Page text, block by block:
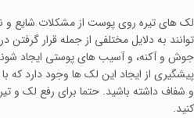
لک‌ های تیره روی پوست از مشکلات شایع و
توانند به دلایل مختلفی از جمله قرار
جوش و آکنه، و آسیب‌ های پوستی ایجاد
پیشگیری از ایجاد این لک‌ ها وجود دارد که
و شفاف داشته باشید. حتما برای رفع لک و
کنید.